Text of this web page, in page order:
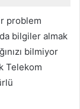
problem
bilgiler almak
bilmiyor
Telekom